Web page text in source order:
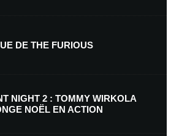
DE THE FURIOUS
NIGHT 2 : TOMMY WIRKOLA
NOËL EN ACTION